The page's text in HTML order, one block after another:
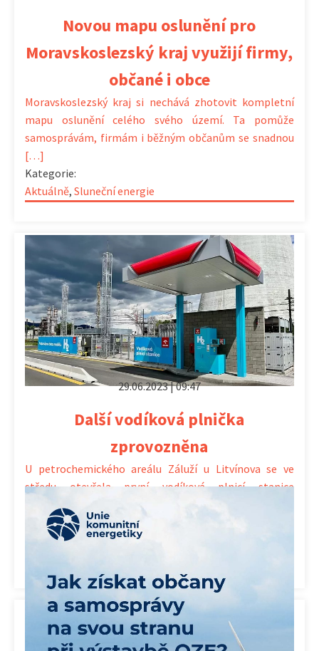
Novou mapu oslunění pro
Moravskoslezský kraj využijí firmy,
občané i obce
Moravskoslezský kraj si nechává zhotovit kompletní
mapu oslunění celého svého území. Ta pomůže
samosprávám, firmám i běžným občanům se snadnou
[…]
Kategorie:
Aktuálně, Sluneční energie
29.06.2023 | 09:47
Další vodíková plnička
zprovozněna
U petrochemického areálu Záluží u Litvínova se ve
středu otevřela první vodíková plnicí stanice
v Ústeckém kraji a čtvrtá v Česku. Zároveň v Mostě
a Litvínově […]
Kategorie: